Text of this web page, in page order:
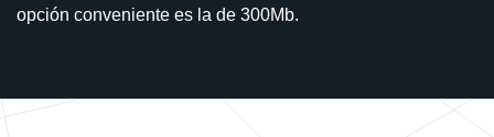
opción conveniente es la de 300Mb.